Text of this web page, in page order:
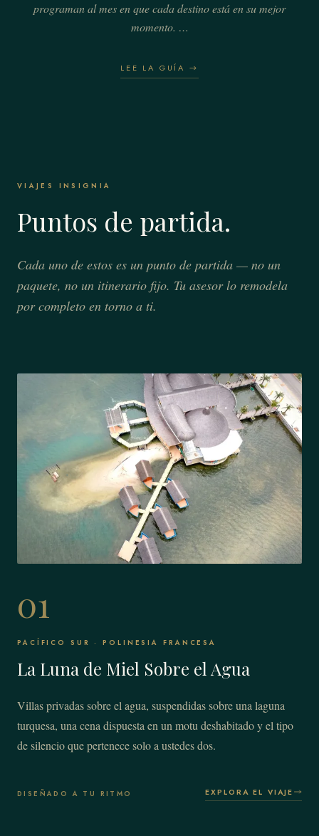
programan al mes en que cada destino está en su mejor
momento. …
LEE LA GUÍA →
VIAJES INSIGNIA
Puntos de partida.
Cada uno de estos es un punto de partida — no un
paquete, no un itinerario fijo. Tu asesor lo remodela
por completo en torno a ti.
01
PACÍFICO SUR · POLINESIA FRANCESA
La Luna de Miel Sobre el Agua
Villas privadas sobre el agua, suspendidas sobre una laguna
turquesa, una cena dispuesta en un motu deshabitado y el tipo
de silencio que pertenece solo a ustedes dos.
DISEÑADO A TU RITMO EXPLORA EL VIAJE